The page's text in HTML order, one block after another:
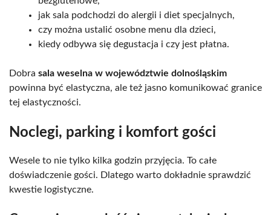
jak sala podchodzi do alergii i diet specjalnych,
czy można ustalić osobne menu dla dzieci,
kiedy odbywa się degustacja i czy jest płatna.
Dobra sala weselna w województwie dolnośląskim
powinna być elastyczna, ale też jasno komunikować granice
tej elastyczności.
Noclegi, parking i komfort gości
Wesele to nie tylko kilka godzin przyjęcia. To całe
doświadczenie gości. Dlatego warto dokładnie sprawdzić
kwestie logistyczne.